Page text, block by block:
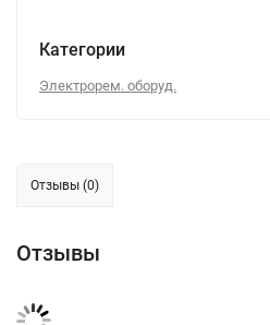
Категории
Электрорем. оборуд.
Отзывы (0)
Отзывы